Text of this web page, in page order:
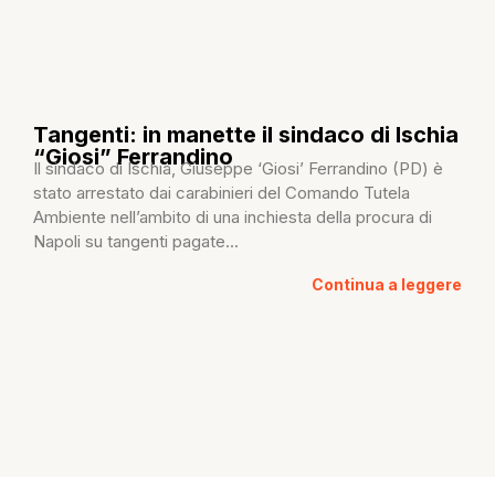
Tangenti: in manette il sindaco di Ischia
“Giosi” Ferrandino
Il sindaco di Ischia, Giuseppe ‘Giosi’ Ferrandino (PD) è
stato arrestato dai carabinieri del Comando Tutela
Ambiente nell’ambito di una inchiesta della procura di
Napoli su tangenti pagate...
Continua a leggere